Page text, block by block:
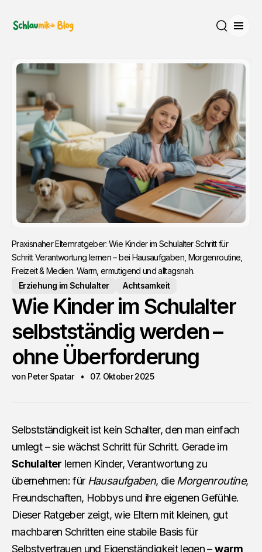
Praxisnaher Elternratgeber: Wie Kinder im Schulalter Schritt für
Schritt Verantwortung lernen – bei Hausaufgaben, Morgenroutine,
Freizeit & Medien. Warm, ermutigend und alltagsnah.
Erziehung im Schulalter
Achtsamkeit
Wie Kinder im Schulalter
selbstständig werden –
ohne Überforderung
von Peter Spatar 07. Oktober 2025
Selbstständigkeit ist kein Schalter, den man einfach
umlegt – sie wächst Schritt für Schritt. Gerade im
Schulalter lernen Kinder, Verantwortung zu
übernehmen: für Hausaufgaben, die Morgenroutine,
Freundschaften, Hobbys und ihre eigenen Gefühle.
Dieser Ratgeber zeigt, wie Eltern mit kleinen, gut
machbaren Schritten eine stabile Basis für
Selbstvertrauen und Eigenständigkeit legen –warm,